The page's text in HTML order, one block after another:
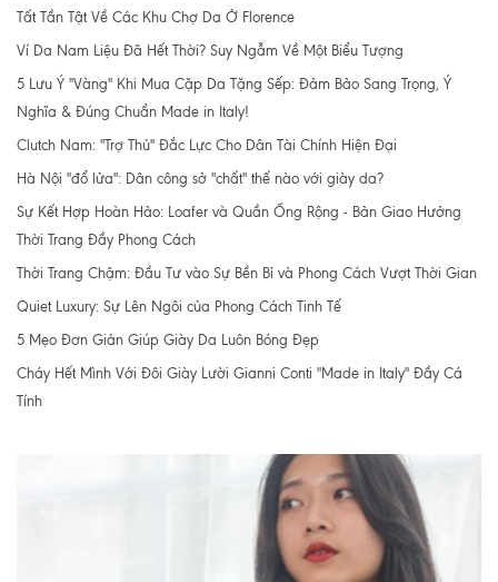
Tất Tần Tật Về Các Khu Chợ Da Ở Florence
Ví Da Nam Liệu Đã Hết Thời? Suy Ngẫm Về Một Biểu Tượng
5 Lưu Ý "Vàng" Khi Mua Cặp Da Tặng Sếp: Đảm Bảo Sang Trọng, Ý
Nghĩa & Đúng Chuẩn Made in Italy!
Clutch Nam: "Trợ Thủ" Đắc Lực Cho Dân Tài Chính Hiện Đại
Hà Nội "đổ lửa": Dân công sở "chất" thế nào với giày da?
Sự Kết Hợp Hoàn Hảo: Loafer và Quần Ống Rộng - Bản Giao Hưởng
Thời Trang Đầy Phong Cách
Thời Trang Chậm: Đầu Tư vào Sự Bền Bỉ và Phong Cách Vượt Thời Gian
Quiet Luxury: Sự Lên Ngôi của Phong Cách Tinh Tế
5 Mẹo Đơn Giản Giúp Giày Da Luôn Bóng Đẹp
Cháy Hết Mình Với Đôi Giày Lười Gianni Conti "Made in Italy" Đầy Cá
Tính